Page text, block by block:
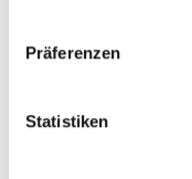
Präferenzen
Statistiken